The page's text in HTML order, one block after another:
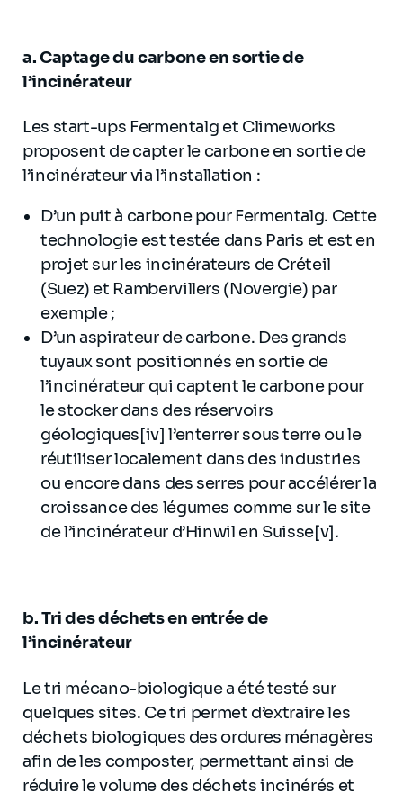
a. Captage du carbone en sortie de
l’incinérateur
Les start-ups Fermentalg et Climeworks
proposent de capter le carbone en sortie de
l’incinérateur via l’installation :
D’un puit à carbone pour Fermentalg. Cette
technologie est testée dans Paris et est en
projet sur les incinérateurs de Créteil
(Suez) et Rambervillers (Novergie) par
exemple ;
D’un aspirateur de carbone. Des grands
tuyaux sont positionnés en sortie de
l’incinérateur qui captent le carbone pour
le stocker dans des réservoirs
géologiques[iv] l’enterrer sous terre ou le
réutiliser localement dans des industries
ou encore dans des serres pour accélérer la
croissance des légumes comme sur le site
de l’incinérateur d’Hinwil en Suisse[v].
b. Tri des déchets en entrée de
l’incinérateur
Le tri mécano-biologique a été testé sur
quelques sites. Ce tri permet d’extraire les
déchets biologiques des ordures ménagères
afin de les composter, permettant ainsi de
réduire le volume des déchets incinérés et